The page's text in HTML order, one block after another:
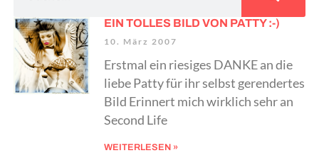
EIN TOLLES BILD VON PATTY :-)
10. März 2007
Erstmal ein riesiges DANKE an die
liebe Patty für ihr selbst gerendertes
Bild Erinnert mich wirklich sehr an
Second Life
WEITERLESEN »